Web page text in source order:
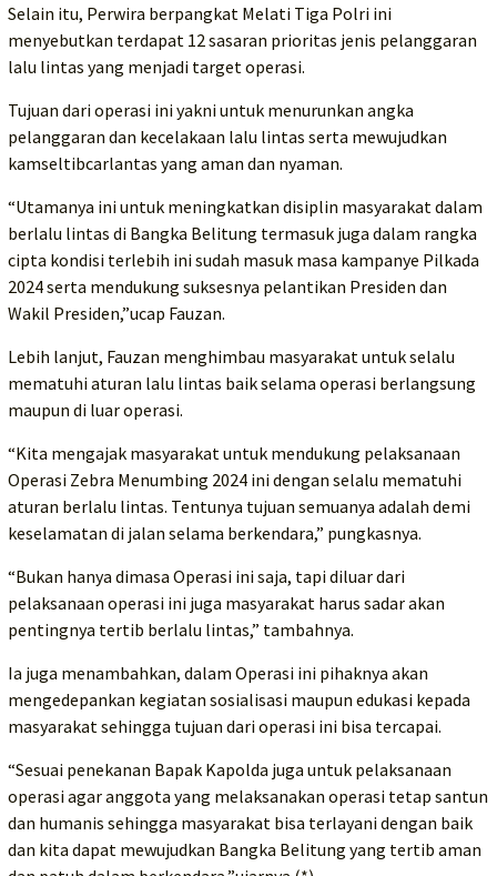
Selain itu, Perwira berpangkat Melati Tiga Polri ini
menyebutkan terdapat 12 sasaran prioritas jenis pelanggaran
lalu lintas yang menjadi target operasi.
Tujuan dari operasi ini yakni untuk menurunkan angka
pelanggaran dan kecelakaan lalu lintas serta mewujudkan
kamseltibcarlantas yang aman dan nyaman.
“Utamanya ini untuk meningkatkan disiplin masyarakat dalam
berlalu lintas di Bangka Belitung termasuk juga dalam rangka
cipta kondisi terlebih ini sudah masuk masa kampanye Pilkada
2024 serta mendukung suksesnya pelantikan Presiden dan
Wakil Presiden,”ucap Fauzan.
Lebih lanjut, Fauzan menghimbau masyarakat untuk selalu
mematuhi aturan lalu lintas baik selama operasi berlangsung
maupun di luar operasi.
“Kita mengajak masyarakat untuk mendukung pelaksanaan
Operasi Zebra Menumbing 2024 ini dengan selalu mematuhi
aturan berlalu lintas. Tentunya tujuan semuanya adalah demi
keselamatan di jalan selama berkendara,” pungkasnya.
“Bukan hanya dimasa Operasi ini saja, tapi diluar dari
pelaksanaan operasi ini juga masyarakat harus sadar akan
pentingnya tertib berlalu lintas,” tambahnya.
Ia juga menambahkan, dalam Operasi ini pihaknya akan
mengedepankan kegiatan sosialisasi maupun edukasi kepada
masyarakat sehingga tujuan dari operasi ini bisa tercapai.
“Sesuai penekanan Bapak Kapolda juga untuk pelaksanaan
operasi agar anggota yang melaksanakan operasi tetap santun
dan humanis sehingga masyarakat bisa terlayani dengan baik
dan kita dapat mewujudkan Bangka Belitung yang tertib aman